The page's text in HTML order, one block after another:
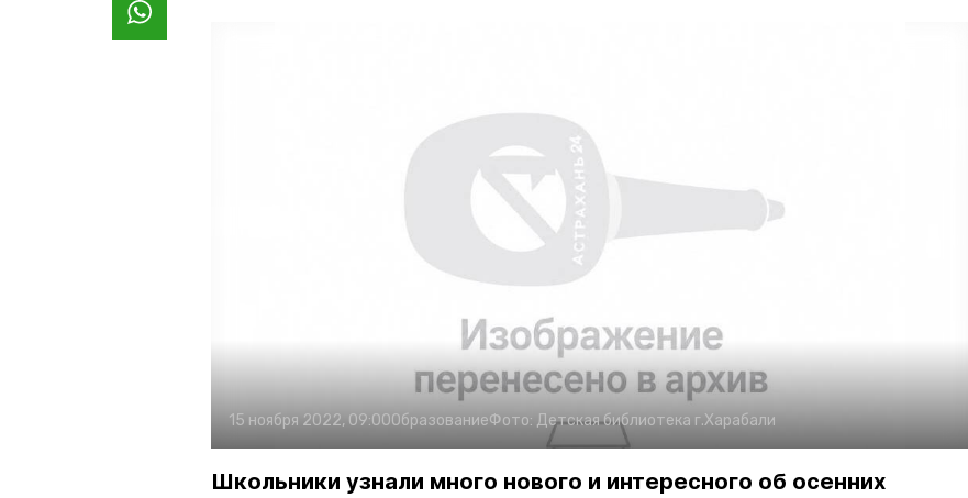
15 ноября 2022, 09:00ОбразованиеФото: Детская библиотека г.Харабали
Школьники узнали много нового и интересного об осенних